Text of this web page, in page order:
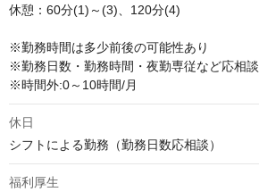
休憩：60分(1)～(3)、120分(4)
※勤務時間は多少前後の可能性あり
※勤務日数・勤務時間・夜勤専従など応相談
※時間外:0～10時間/月
休日
シフトによる勤務（勤務日数応相談）
福利厚生